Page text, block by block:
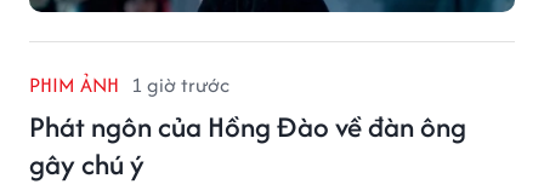
PHIM ẢNH 1 giờ trước
Phát ngôn của Hồng Đào về đàn ông
gây chú ý